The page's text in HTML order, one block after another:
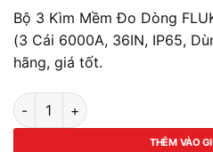
Bộ 3 Kìm Mềm Đo Dòng
(3 Cái 6000A, 36IN, IP65,
hãng, giá tốt.
Bộ 3 Kìm Mềm Đo Dòng FLUKE
THÊM VÀO